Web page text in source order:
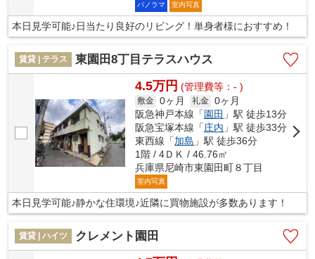
パノラマ 室内写真
本日見学可能♪日当たり良好のリビング！単身者様におすすめ！
賃貸 | テラス 東園田8丁目テラスハウス
4.5万円 (管理費等：- )
敷金 0ヶ月 礼金 0ヶ月
阪急神戸本線「園田 」駅 徒歩13分
阪急宝塚本線「庄内 」駅 徒歩33分
東西線「加島 」駅 徒歩36分
1階 / 4ＤＫ / 46.76㎡
兵庫県尼崎市東園田町８丁目
室内写真
本日見学可能♪静かな住環境♪近隣に買物施設が多数あります！
賃貸 | ハイツ クレメント園田